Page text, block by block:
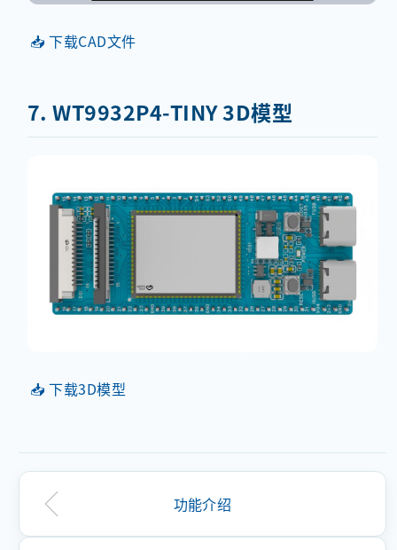
📥 下载CAD文件
7. WT9932P4-TINY 3D模型
📥 下载3D模型
功能介绍